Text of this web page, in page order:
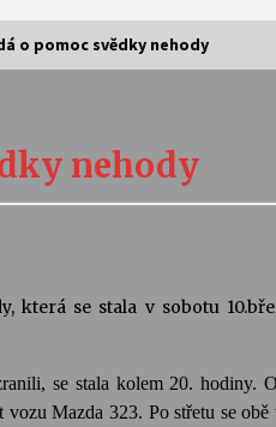
30. 7. 2026
17. 7. 2026
o pomoc svědky nehody
nehody
se stala v sobotu
se stala kolem 20. hodiny.
Mazda 323. Po střetu se